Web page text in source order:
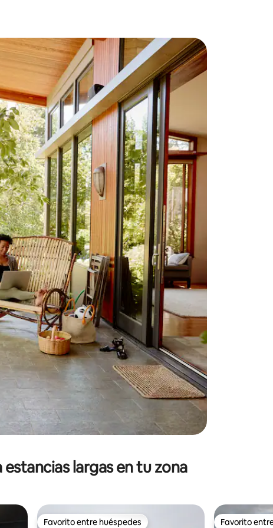
flechas hacia arriba y hacia abajo, o bien tocando y deslizando la
largas en tu zona
Favorito entre huéspedes Favorito